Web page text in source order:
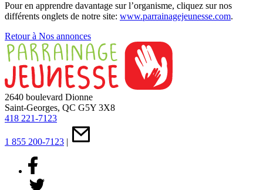
Pour en apprendre davantage sur l’organisme, cliquez sur nos
différents onglets de notre site: www.parrainagejeunesse.com.
Retour à Nos annonces
2640 boulevard Dionne
Saint-Georges, QC G5Y 3X8
418 221-7123
1 855 200-7123 |